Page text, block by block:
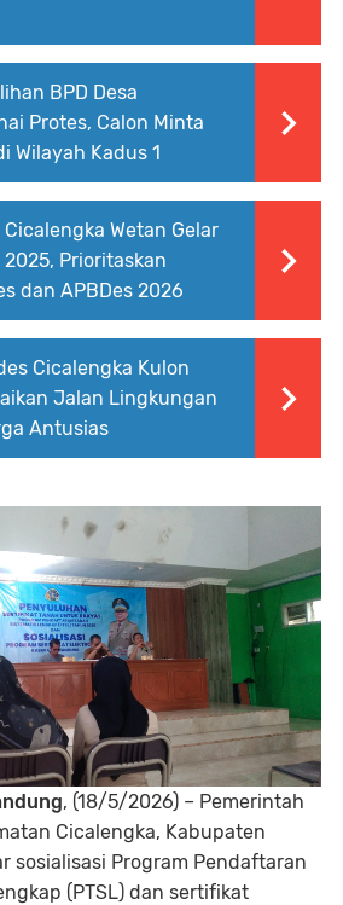
BPD Desa
Protes, Calon Minta
Wilayah Kadus 1
Cicalengka Wetan Gelar
Prioritaskan
dan APBDes 2026
Cicalengka Kulon
Jalan Lingkungan
Antusias
, (18/5/2026) – Pemerintah
Cicalengka, Kabupaten
sosialisasi Program Pendaftaran
(PTSL) dan sertifikat